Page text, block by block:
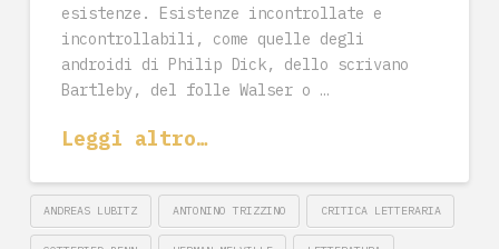
esistenze. Esistenze incontrollate e
incontrollabili, come quelle degli
androidi di Philip Dick, dello scrivano
Bartleby, del folle Walser o …
Leggi altro…
ANDREAS LUBITZ ANTONINO TRIZZINO CRITICA LETTERARIA